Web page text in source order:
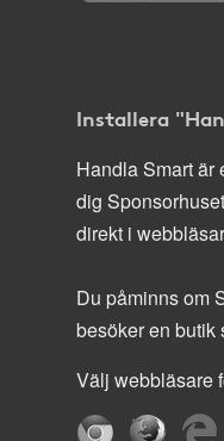
Installera
Handla Smart är
dig
direkt i
Du påminns om
besöker en butik
Välj webbläsare